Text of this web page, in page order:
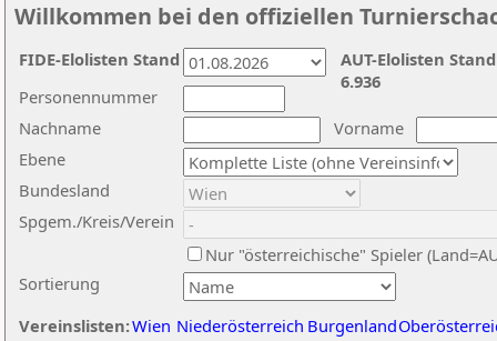
Willkommen bei den offiziellen
Nachname
Vorname
Ebene
Sortierung
Personennummer
Bundesland
Spgem./Kreis/Verein
Nur "österreichische" Spieler
Vereinslisten:Wien Niederösterreich Burgenland
AUT-Elolisten
6.936
FIDE-Elolisten Stand